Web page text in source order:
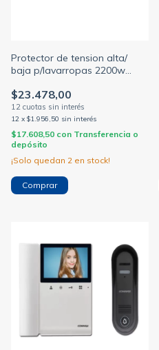
Protector de tension alta/
baja p/lavarropas 2200w
(STAND BY)
$23.478,00
12 x $1.956,50 sin interés
$17.608,50 con Transferencia o
depósito
¡Solo quedan 2 en stock!